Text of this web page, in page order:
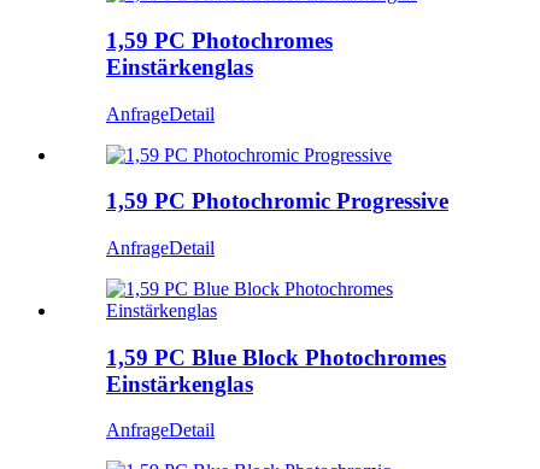
1,59 PC Photochromes
Einstärkenglas
AnfrageDetail
1,59 PC Photochromic Progressive
AnfrageDetail
1,59 PC Blue Block Photochromes
Einstärkenglas
AnfrageDetail